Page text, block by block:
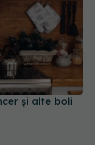
și alte boli